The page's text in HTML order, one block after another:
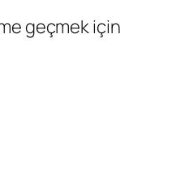
geçmek için